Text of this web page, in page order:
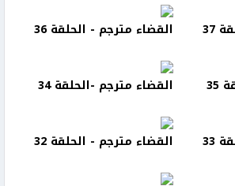
37 القضاء مترجم - الحلقة 36
القضاء مترجم -الحلقة 34
33 القضاء مترجم - الحلقة 32